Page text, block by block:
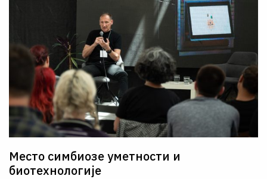
Место симбиозе уметности и
биотехнологије